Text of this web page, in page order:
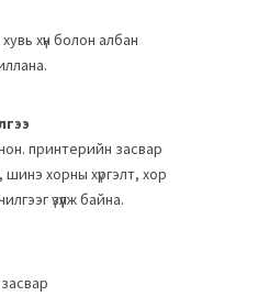
хүн болон албан
принтерийн засвар
шинэ хорны хүргэлт, хор
үзүүлж байна.